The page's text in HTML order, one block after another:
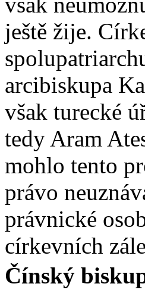
ještě žije.
arcibiskupa
však turecké
tedy Aram
mohlo tento
právo
právnické
církevních
Čínský